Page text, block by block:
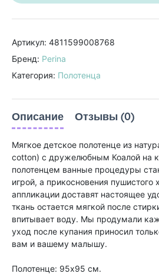
Артикул: 4811599008768
Бренд: Perina
Категория: Полотенца
Описание Отзывы (0)
Мягкое детское полотенце из
cotton) с дружелюбным Коалой на
полотенцем ванные процедуры
игрой, а прикосновения пушистого
аппликации доставят настоящее
ткань остается мягкой после
впитывает воду. Мы продумали
уход после купания приносил
вам и вашему малышу.
Полотенце: 95х95 см.